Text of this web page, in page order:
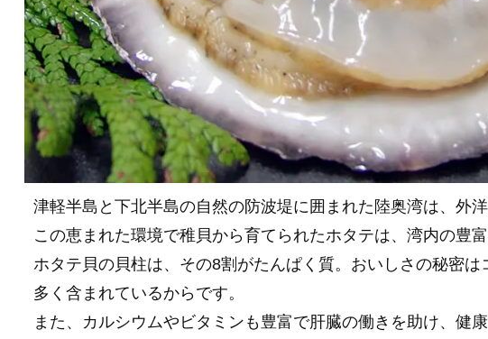
津軽半島と下北半島の自然の防波堤に囲まれた陸奥湾は、外
この恵まれた環境で稚貝から育てられたホタテは、湾内の豊
ホタテ貝の貝柱は、その8割がたんぱく質。おいしさの秘密
多く含まれているからです。
また、カルシウムやビタミンも豊富で肝臓の働きを助け、健